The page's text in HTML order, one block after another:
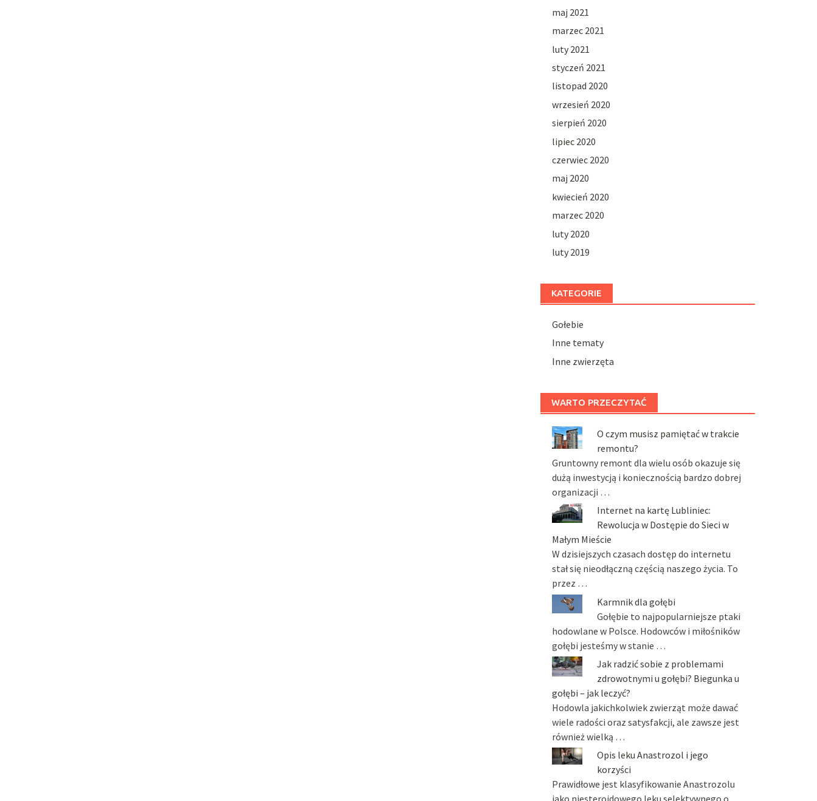
maj 2021
marzec 2021
luty 2021
styczeń 2021
listopad 2020
wrzesień 2020
sierpień 2020
lipiec 2020
czerwiec 2020
maj 2020
kwiecień 2020
marzec 2020
luty 2020
luty 2019
KATEGORIE
Gołebie
Inne tematy
Inne zwierzęta
WARTO PRZECZYTAĆ
O czym musisz pamiętać w trakcie
remontu?
Gruntowny remont dla wielu osób okazuje się
dużą inwestycją i koniecznością bardzo dobrej
organizacji …
Internet na kartę Lubliniec:
Rewolucja w Dostępie do Sieci w
Małym Mieście
W dzisiejszych czasach dostęp do internetu
stał się nieodłączną częścią naszego życia. To
przez …
Karmnik dla gołębi
Gołębie to najpopularniejsze ptaki
hodowlane w Polsce. Hodowców i miłośników
gołębi jesteśmy w stanie …
Jak radzić sobie z problemami
zdrowotnymi u gołębi? Biegunka u
gołębi – jak leczyć?
Hodowla jakichkolwiek zwierząt może dawać
wiele radości oraz satysfakcji, ale zawsze jest
również wielką …
Opis leku Anastrozol i jego
korzyści
Prawidłowe jest klasyfikowanie Anastrozolu